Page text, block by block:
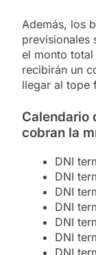
Además, los
previsionales
el monto
recibirán un
llegar al tope
Calendario
cobran la
DNI
DNI
DNI
DNI
DNI
DNI
DNI